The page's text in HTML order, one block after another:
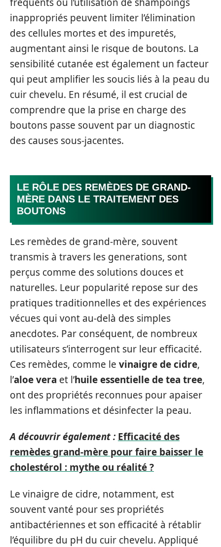
inappropriés peuvent limiter l’élimination
des cellules mortes et des impuretés,
augmentant ainsi le risque de boutons. La
sensibilité cutanée est également un facteur
qui peut amplifier les soucis liés à la peau du
cuir chevelu. En résumé, il est crucial de
comprendre que la prise en charge des
boutons passe souvent par un diagnostic
des causes sous-jacentes.
LE RÔLE DES REMÈDES DE GRAND-
MÈRE DANS LE TRAITEMENT DES
BOUTONS
Les remèdes de grand-mère, souvent
transmis à travers les generations, sont
perçus comme des solutions douces et
naturelles. Leur popularité repose sur des
pratiques traditionnelles et des expériences
vécues qui vont au-delà des simples
anecdotes. Par conséquent, de nombreux
utilisateurs s’interrogent sur leur efficacité.
Ces remèdes, comme le vinaigre de cidre,
l’aloe vera et l’huile essentielle de tea tree,
ont des propriétés reconnues pour apaiser
les inflammations et désinfecter la peau.
A découvrir également : Efficacité des
remèdes grand-mère pour faire baisser le
cholestérol : mythe ou réalité ?
Le vinaigre de cidre, notamment, est
souvent vanté pour ses propriétés
antibactériennes et son efficacité à rétablir
l’équilibre du pH du cuir chevelu. Appliqué